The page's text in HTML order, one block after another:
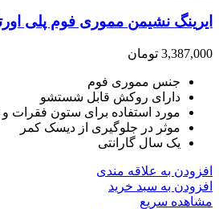
ایرینگ نشیمن مموری فوم پلی
3,387,000 تومان
جنس مموری فوم
دارای روکش قابل شستشو
مورد استفاده برای ستون فقرات و
موثر در جلوگیری از دیسک کمر
یک سال گارانتی
افزودن به علاقه مندی
افزودن به سبد خرید
مشاهده سریع